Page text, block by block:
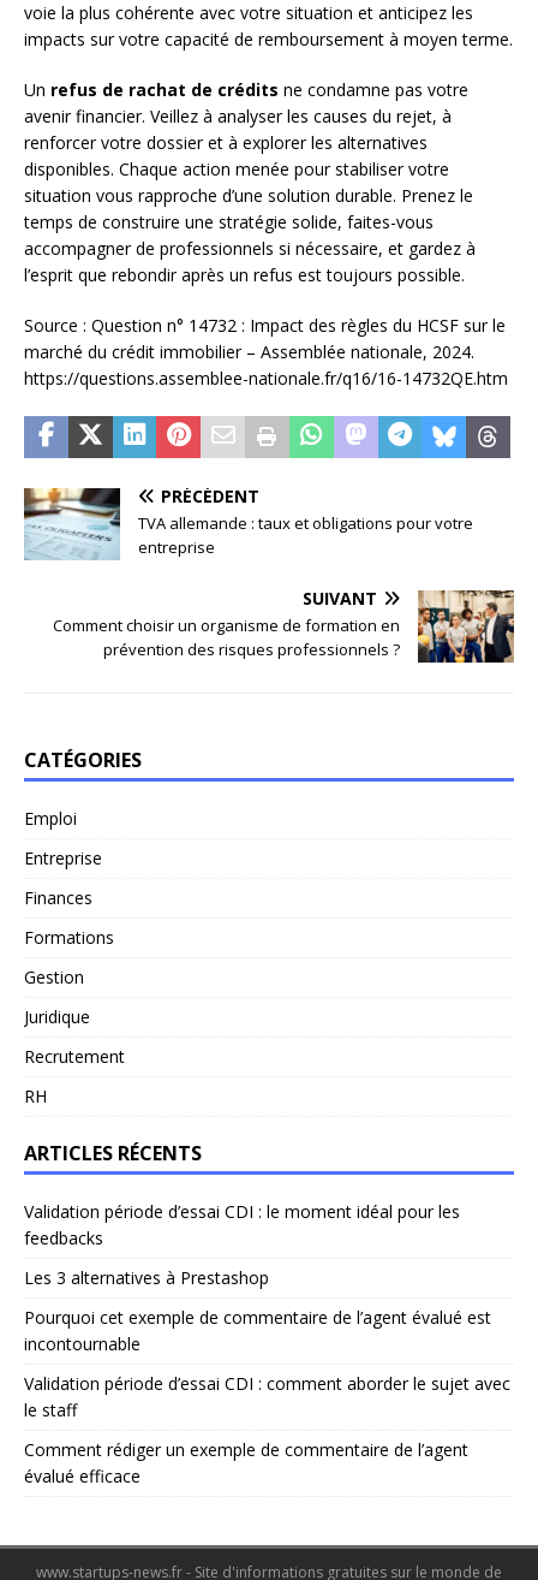
voie la plus cohérente avec votre situation et anticipez les
impacts sur votre capacité de remboursement à moyen terme.
Un refus de rachat de crédits ne condamne pas votre
avenir financier. Veillez à analyser les causes du rejet, à
renforcer votre dossier et à explorer les alternatives
disponibles. Chaque action menée pour stabiliser votre
situation vous rapproche d’une solution durable. Prenez le
temps de construire une stratégie solide, faites-vous
accompagner de professionnels si nécessaire, et gardez à
l’esprit que rebondir après un refus est toujours possible.
Source : Question n° 14732 : Impact des règles du HCSF sur le
marché du crédit immobilier – Assemblée nationale, 2024.
https://questions.assemblee-nationale.fr/q16/16-14732QE.htm
PRÉCÉDENT
TVA allemande : taux et obligations pour votre
entreprise
SUIVANT
Comment choisir un organisme de formation en
prévention des risques professionnels ?
CATÉGORIES
Emploi
Entreprise
Finances
Formations
Gestion
Juridique
Recrutement
RH
ARTICLES RÉCENTS
Validation période d’essai CDI : le moment idéal pour les
feedbacks
Les 3 alternatives à Prestashop
Pourquoi cet exemple de commentaire de l’agent évalué est
incontournable
Validation période d’essai CDI : comment aborder le sujet avec
le staff
Comment rédiger un exemple de commentaire de l’agent
évalué efficace
www.startups-news.fr - Site d'informations gratuites sur le monde de